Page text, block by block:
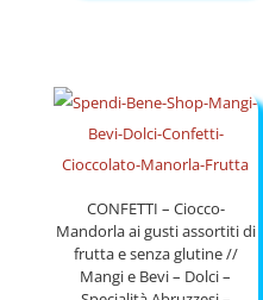
CONFETTI – Ciocco-
Mandorla ai gusti assortiti di
frutta e senza glutine //
Mangi e Bevi – Dolci –